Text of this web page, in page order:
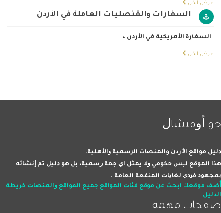
عرض الكل
السفارات والقنصليات العاملة في الأردن
السفارة الأمريكية في الأردن ،
عرض الكل
ﺟﻮ ﺃﻭﻓﻴﺸﺎﻝ
ﺩﻟﻴﻞ مواقع الأردن والمنصات اﻟﺮﺳﻤﻴﺔ ﻭاﻷﻫﻠﻴﺔ.
ﻫﺬا اﻟﻤﻮﻗﻊ ﻟﻴﺲ ﺣﻜﻮﻣﻲ ﻭﻻ ﻳﻤﺜﻞ اﻱ ﺟﻬﺔ ﺭﺳﻤﻴﺔ، ﺑﻞ ﻫﻮ ﺩﻟﻴﻞ ﺗﻢ ﺇﻧﺸﺎﺋﻪ
ﺑﻤﺠﻬﻮﺩ ﻓﺮﺩﻱ ﻟﻐﺎﻳﺎﺕ اﻟﻤﻨﻔﻌﺔ اﻟﻌﺎﻣﺔ .
ﺃﺿﻒ ﻣﻮﻗﻌﻚ اﺑﺤﺚ ﻋﻦ ﻣﻮﻗﻊ ﻓﺌﺎﺕ اﻟﻤﻮاﻗﻊ ﺟﻤﻴﻊ اﻟﻤﻮاﻗﻊ ﻭاﻟﻤﻨﺼﺎﺕ ﺧﺮﻳﻄﺔ
اﻟﺪﻟﻴﻞ
صفحات ﻣﻬﻤﺔ